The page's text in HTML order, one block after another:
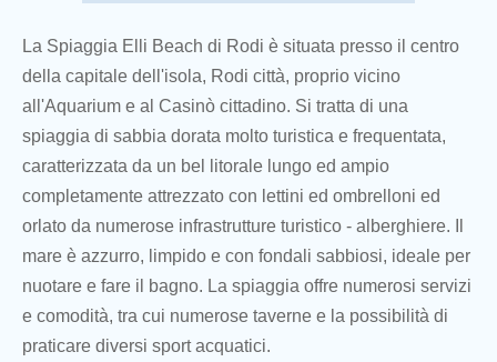
La Spiaggia Elli Beach di Rodi è situata presso il centro
della capitale dell'isola, Rodi città, proprio vicino
all'Aquarium e al Casinò cittadino. Si tratta di una
spiaggia di sabbia dorata molto turistica e frequentata,
caratterizzata da un bel litorale lungo ed ampio
completamente attrezzato con lettini ed ombrelloni ed
orlato da numerose infrastrutture turistico - alberghiere. Il
mare è azzurro, limpido e con fondali sabbiosi, ideale per
nuotare e fare il bagno. La spiaggia offre numerosi servizi
e comodità, tra cui numerose taverne e la possibilità di
praticare diversi sport acquatici.